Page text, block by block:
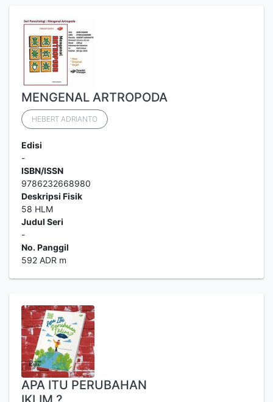
MENGENAL ARTROPODA
HEBERT ADRIANTO
Edisi
-
ISBN/ISSN
9786232668980
Deskripsi Fisik
58 HLM
Judul Seri
-
No. Panggil
592 ADR m
APA ITU PERUBAHAN